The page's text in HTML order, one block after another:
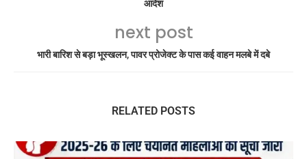
आदेश
next post
भारी बारिश से बड़ा भूस्खलन, पावर प्रोजेक्ट के पास कई वाहन मलबे में दबे
RELATED POSTS